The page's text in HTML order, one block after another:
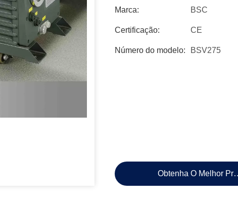
Marca: BSC
Certificação: CE
Número do modelo: BSV275
Obtenha O Melhor